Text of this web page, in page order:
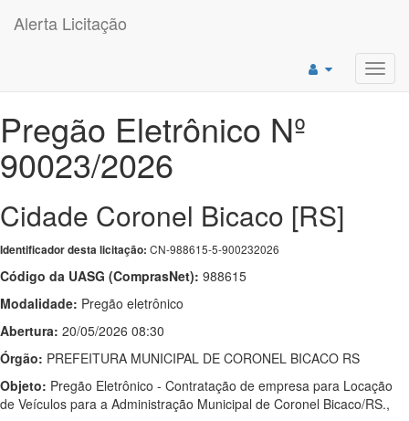
Alerta Licitação
Pregão Eletrônico Nº
90023/2026
Cidade Coronel Bicaco [RS]
Identificador desta licitação: CN-988615-5-900232026
Código da UASG (ComprasNet): 988615
Modalidade: Pregão eletrônico
Abertura: 20/05/2026 08:30
Órgão: PREFEITURA MUNICIPAL DE CORONEL BICACO RS
Objeto: Pregão Eletrônico - Contratação de empresa para Locação
de Veículos para a Administração Municipal de Coronel Bicaco/RS.,